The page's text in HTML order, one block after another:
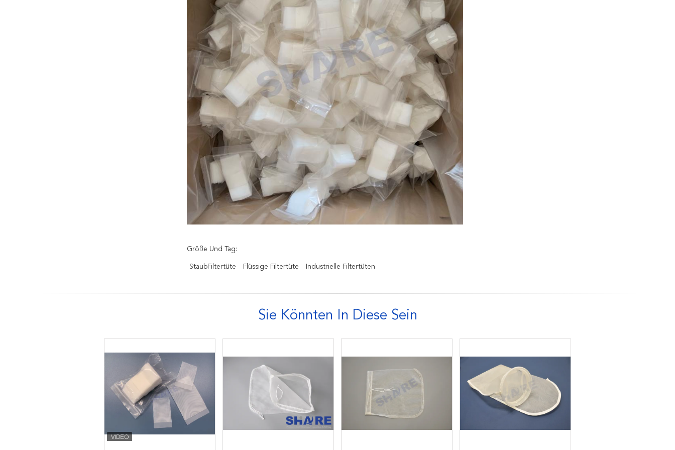
Größe Und Tag:
StaubFiltertüte Flüssige Filtertüte Industrielle Filtertüten
Sie Könnten In Diese Sein